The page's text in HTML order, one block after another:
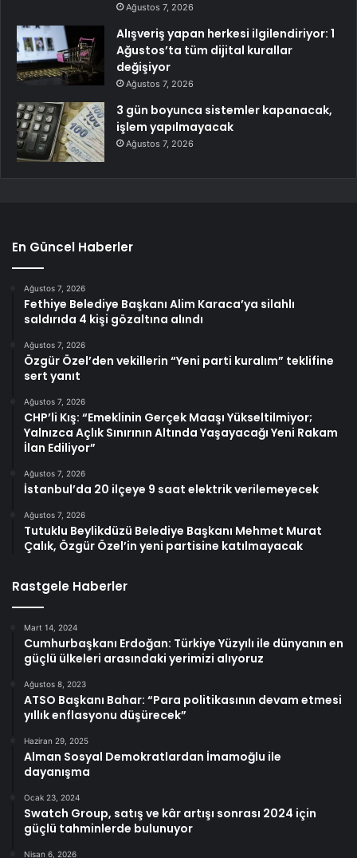
Ağustos 7, 2026
Alışveriş yapan herkesi ilgilendiriyor: 1
Ağustos’ta tüm dijital kurallar
değişiyor
Ağustos 7, 2026
3 gün boyunca sistemler kapanacak,
işlem yapılmayacak
Ağustos 7, 2026
En Güncel Haberler
Ağustos 7, 2026
Fethiye Belediye Başkanı Alim Karaca’ya silahlı
saldırıda 4 kişi gözaltına alındı
Ağustos 7, 2026
Özgür Özel’den vekillerin “Yeni parti kuralım” teklifine
sert yanıt
Ağustos 7, 2026
CHP’li Kış: “Emeklinin Gerçek Maaşı Yükseltilmiyor;
Yalnızca Açlık Sınırının Altında Yaşayacağı Yeni Rakam
İlan Ediliyor”
Ağustos 7, 2026
İstanbul’da 20 ilçeye 9 saat elektrik verilemeyecek
Ağustos 7, 2026
Tutuklu Beylikdüzü Belediye Başkanı Mehmet Murat
Çalık, Özgür Özel’in yeni partisine katılmayacak
Rastgele Haberler
Mart 14, 2024
Cumhurbaşkanı Erdoğan: Türkiye Yüzyılı ile dünyanın en
güçlü ülkeleri arasındaki yerimizi alıyoruz
Ağustos 8, 2023
ATSO Başkanı Bahar: “Para politikasının devam etmesi
yıllık enflasyonu düşürecek”
Haziran 29, 2025
Alman Sosyal Demokratlardan İmamoğlu ile
dayanışma
Ocak 23, 2024
Swatch Group, satış ve kâr artışı sonrası 2024 için
güçlü tahminlerde bulunuyor
Nisan 6, 2026